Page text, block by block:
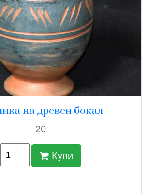
на древен бокал
20
Купи